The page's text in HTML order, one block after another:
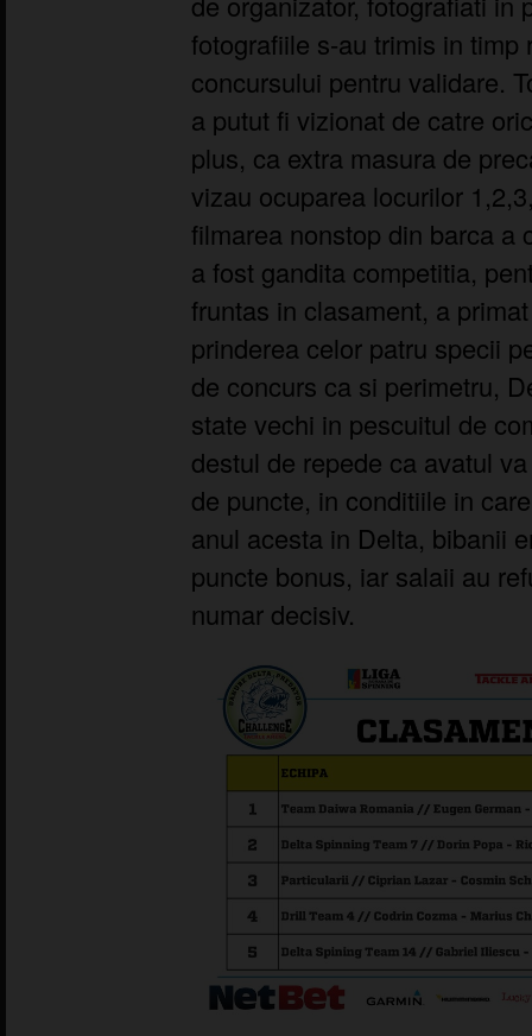
fotografiile s-au trimis in
concursului pentru validare.
a putut fi vizionat de catre
plus, ca extra masura de
vizau ocuparea locurilor
filmarea nonstop din barca a
a fost gandita competitia,
fruntas in clasament, a
prinderea celor patru specii
de concurs ca si perimetru,
state vechi in pescuitul de
destul de repede ca avatul
de puncte, in conditiile in
anul acesta in Delta, bibanii
puncte bonus, iar salaii au
numar decisiv.